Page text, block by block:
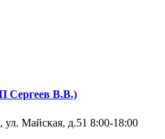
Сергеев В.В.)
ул. Майская, д.51 8:00-18:00